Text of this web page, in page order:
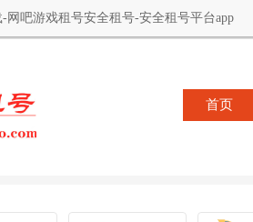
吧游戏租号安全租号-安全租号平台app
首页